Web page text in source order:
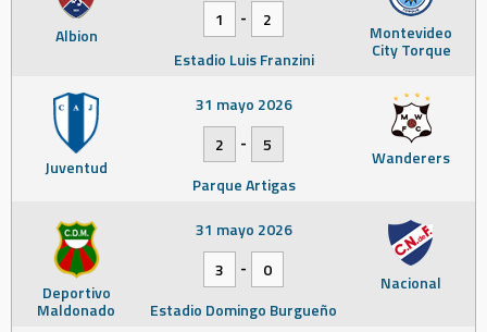
Albion Montevideo
City Torque
1
-
2
Estadio Luis Franzini
Juventud Wanderers
31 mayo 2026
2
-
5
Parque Artigas
Deportivo
Maldonado
Nacional
31 mayo 2026
3
-
0
Estadio Domingo Burgueño